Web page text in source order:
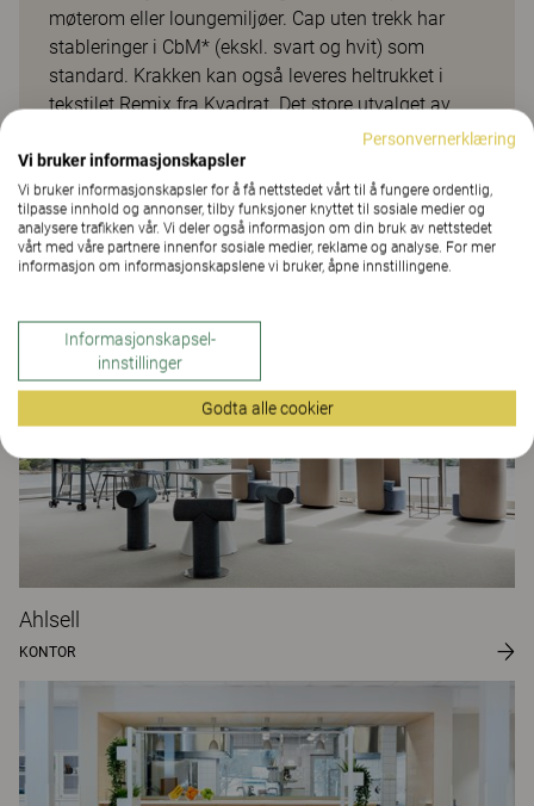
møterom eller loungemiljøer. Cap uten trekk har
stableringer i CbM* (ekskl. svart og hvit) som
standard. Krakken kan også leveres heltrukket i
tekstilet Remix fra Kvadrat. Det store utvalget av
farger gjør det lett å tilpasse den til alle miljøer. En
stablevogn er tilgjengelig som tilleggsutstyr. *CbM =
beige, sennepsgul, støvrosa, rustrød, burgunderrød,
blågrå, grønn, grå, mørkegrå.
Kundeprosjekter
Ahlsell
KONTOR
Personvernerklæring
Vi bruker informasjonskapsler
Vi bruker informasjonskapsler for å få nettstedet vårt til å fungere ordentlig,
tilpasse innhold og annonser, tilby funksjoner knyttet til sosiale medier og
analysere trafikken vår. Vi deler også informasjon om din bruk av nettstedet
vårt med våre partnere innenfor sosiale medier, reklame og analyse. For mer
informasjon om informasjonskapslene vi bruker, åpne innstillingene.
Informasjonskapsel-
innstillinger
Godta alle cookier